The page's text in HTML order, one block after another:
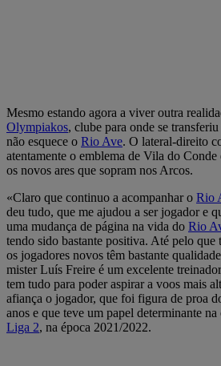
Mesmo estando agora a viver outra
Olympiakos, clube para onde se transferiu
não esquece o Rio Ave. O lateral-direito
atentamente o emblema de Vila do Conde
os novos ares que sopram nos Arcos.
«Claro que continuo a acompanhar o Rio
deu tudo, que me ajudou a ser jogador e
uma mudança de página na vida do Rio
tendo sido bastante positiva. Até pelo que
os jogadores novos têm bastante
mister Luís Freire é um excelente
tem tudo para poder aspirar a voos mais
afiança o jogador, que foi figura de proa
anos e que teve um papel determinante
Liga 2, na época 2021/2022.